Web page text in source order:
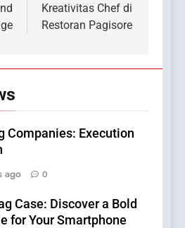
Kreativitas Chef di
Restoran Pagisore
Companies: Execution
ago 0
Case: Discover a Bold
for Your Smartphone